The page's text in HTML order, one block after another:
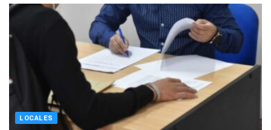
LOCALES